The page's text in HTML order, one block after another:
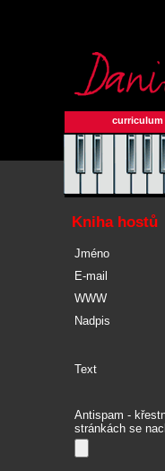
curriculum
Kniha hostů
Jméno
E-mail
WWW
Nadpis
Text
Antispam -
stránkách se